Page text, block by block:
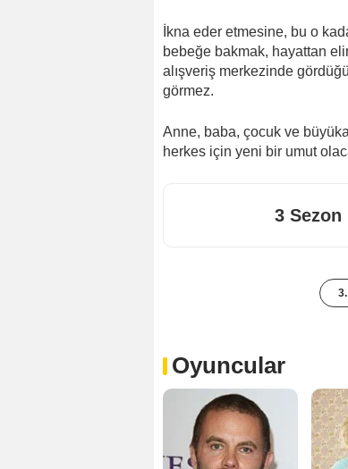
İkna eder etmesine, bu o
bebeğe bakmak, hayattan
alışveriş merkezinde
görmez.
Anne, baba, çocuk ve
herkes için yeni bir umut
3 Sezon
Oyuncular